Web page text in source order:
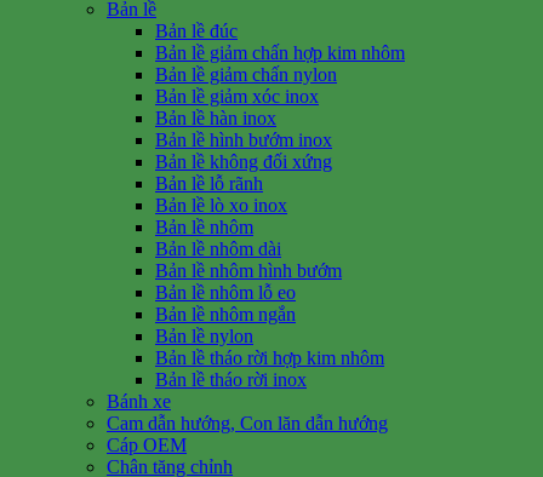
Bản lề
Bản lề đúc
Bản lề giảm chấn hợp kim nhôm
Bản lề giảm chấn nylon
Bản lề giảm xóc inox
Bản lề hàn inox
Bản lề hình bướm inox
Bản lề không đối xứng
Bản lề lỗ rãnh
Bản lề lò xo inox
Bản lề nhôm
Bản lề nhôm dài
Bản lề nhôm hình bướm
Bản lề nhôm lỗ eo
Bản lề nhôm ngắn
Bản lề nylon
Bản lề tháo rời hợp kim nhôm
Bản lề tháo rời inox
Bánh xe
Cam dẫn hướng, Con lăn dẫn hướng
Cáp OEM
Chân tăng chỉnh